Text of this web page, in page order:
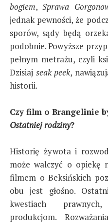
bogiem,Sprawa
jednak pewności, że
sporów, sądy będą
podobnie. Powyższe
pełnym metrażu, czyli
Dzisiaj seak peek,
historii.
Czy film o Brangelinie
Ostatniej rodziny?
Historię żywota i
może walczyć o opiekę
filmem o Beksińskich
obu jest głośno.
kwestiach
produkcjom.